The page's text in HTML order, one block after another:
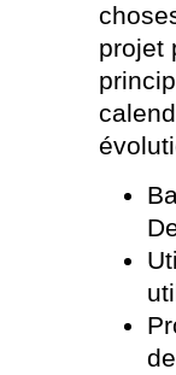
projet